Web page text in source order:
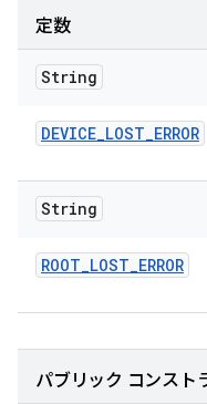
定数
String
DEVICE_LOST_ERROR
String
ROOT_LOST_ERROR
パブリック コンスト